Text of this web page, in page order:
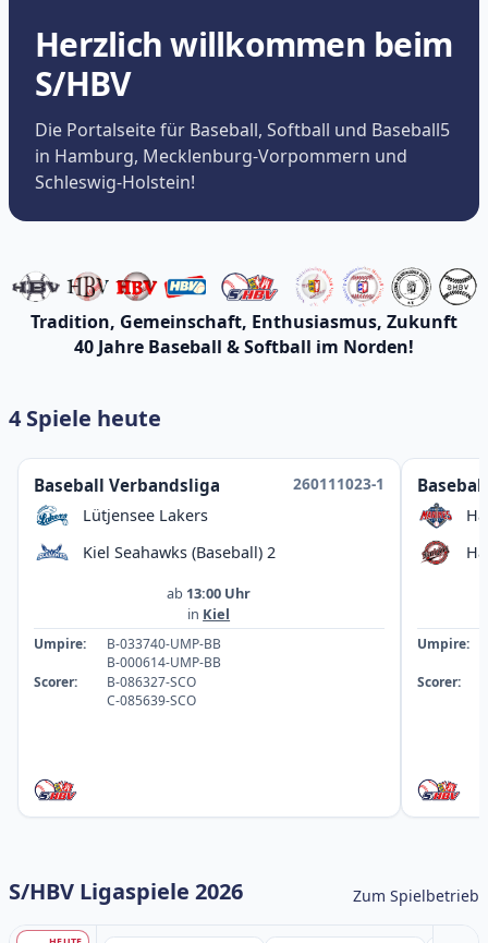
Herzlich willkommen beim
S/HBV
Die Portalseite für Baseball, Softball und Baseball5
in Hamburg, Mecklenburg-Vorpommern und
Schleswig-Holstein!
Tradition, Gemeinschaft, Enthusiasmus, Zukunft
40 Jahre Baseball & Softball im Norden!
4 Spiele heute
Baseball Verbandsliga
260111023-1
Lütjensee Lakers
Kiel Seahawks (Baseball) 2
ab 13:00 Uhr
in Kiel
Umpire:
B-033740-UMP-BB
B-000614-UMP-BB
Scorer:
B-086327-SCO
C-085639-SCO
Umpire:
Scorer:
S/HBV Ligaspiele 2026 Zum Spielbetrieb